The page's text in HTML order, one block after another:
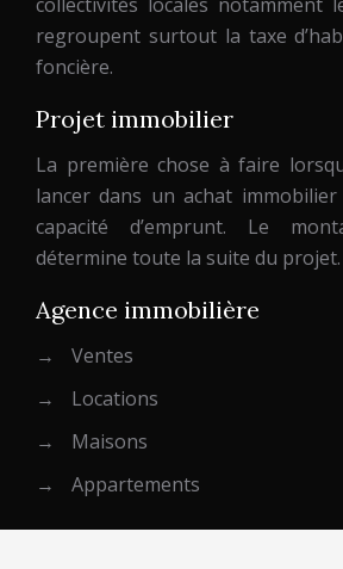
regroupent surtout la taxe
foncière.
Projet immobilier
La première chose à faire
lancer dans un achat
capacité d’emprunt. Le
détermine toute la suite du projet.
Agence immobilière
→
Ventes
→
Locations
→
Maisons
→
Appartements